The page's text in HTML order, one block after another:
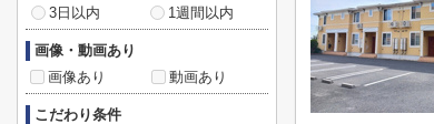
3日以内
1週間以内
画像・動画あり
画像あり
動画あり
こだわり条件